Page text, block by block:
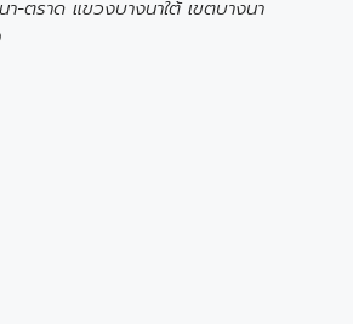
-ตราด แขวงบางนาใต้ เขตบางนา